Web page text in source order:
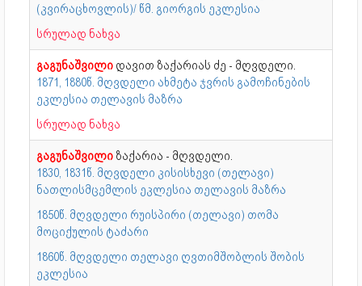
(კვირაცხოვლის)/ წმ. გიორგის ეკლესია
სრულად ნახვა
გაგუნაშვილი დავით ზაქარიას ძე - მღვდელი.
1871, 1880წ. მღვდელი ახმეტა ჯვრის გამოჩინების
ეკლესია თელავის მაზრა
სრულად ნახვა
გაგუნაშვილი ზაქარია - მღვდელი.
1830, 1831წ. მღვდელი კისისხევი (თელავი)
ნათლისმცემლის ეკლესია თელავის მაზრა
1850წ. მღვდელი რუისპირი (თელავი) თომა
მოციქულის ტაძარი
1860წ. მღვდელი თელავი ღვთიმშობლის შობის
ეკლესია